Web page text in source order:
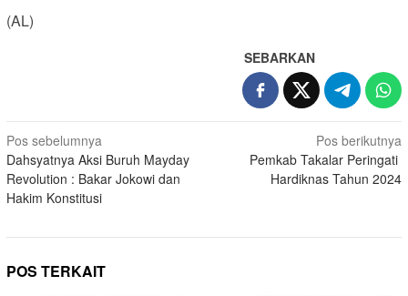
(AL)
SEBARKAN
Navigasi
pos
Pos sebelumnya
Dahsyatnya Aksi Buruh Mayday
Revolution : Bakar Jokowi dan
Hakim Konstitusi
Pos berikutnya
Pemkab Takalar Peringati
Hardiknas Tahun 2024
POS TERKAIT